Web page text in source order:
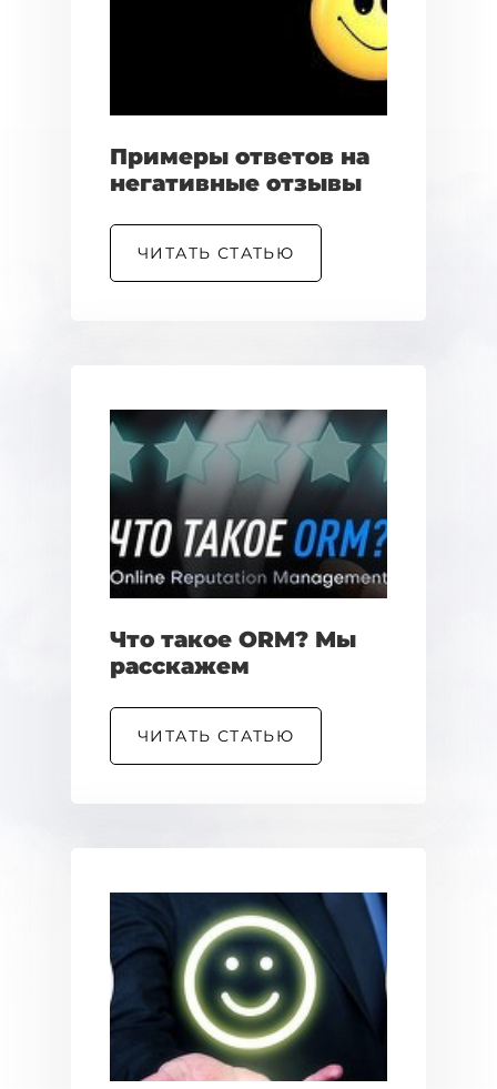
Примеры ответов на
негативные отзывы
ЧИТАТЬ СТАТЬЮ
Что такое ORM? Мы
расскажем
ЧИТАТЬ СТАТЬЮ